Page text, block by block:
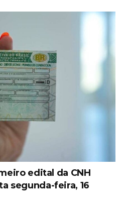
edital da CNH
segunda-feira, 16